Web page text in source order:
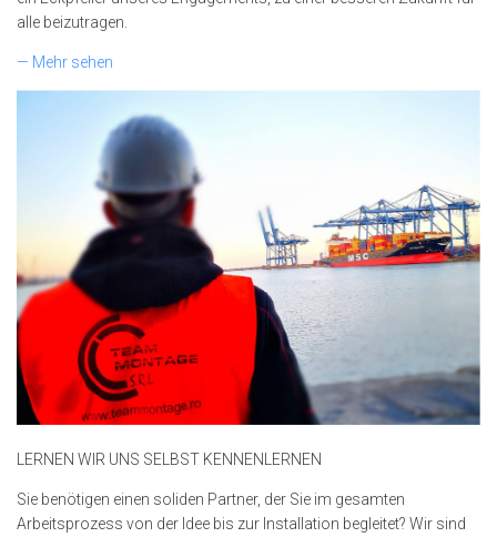
alle beizutragen.
— Mehr sehen
LERNEN WIR UNS SELBST KENNENLERNEN
Sie benötigen einen soliden Partner, der Sie im gesamten
Arbeitsprozess von der Idee bis zur Installation begleitet? Wir sind